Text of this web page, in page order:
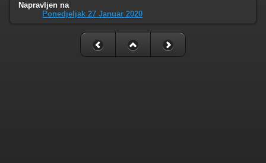
Napravljen na
Ponedjeljak 27 Januar 2020